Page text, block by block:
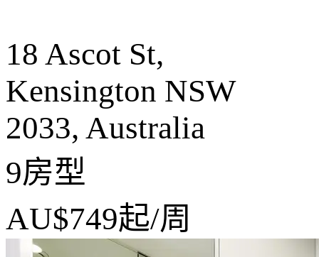
18 Ascot St,
Kensington NSW
2033, Australia
9房型
AU$749起/周